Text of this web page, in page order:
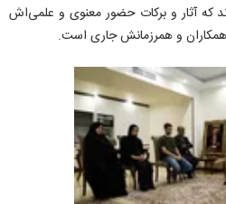
که آثار و برکات حضور معنوی و علمی‌اش
و همرزمانش جاری است.